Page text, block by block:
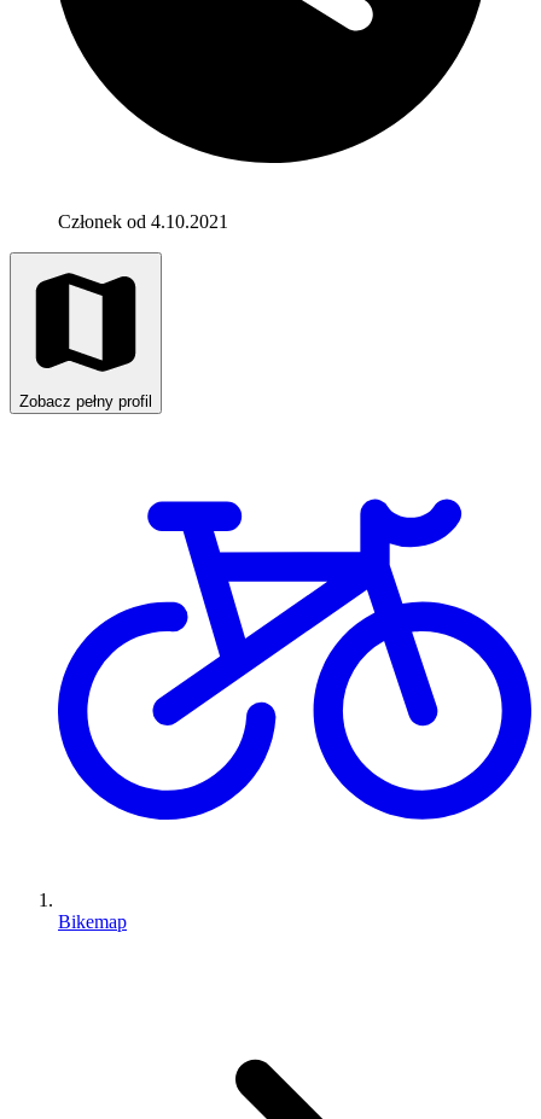
Członek od 4.10.2021
Zobacz pełny profil
Bikemap